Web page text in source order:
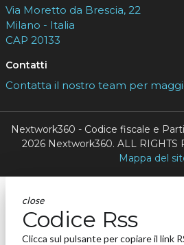
Via Moretto da Brescia, 22
Milano - Italia
CAP 20133
Contatti
Contatta il nostro team per
Nextwork360 - Codice fiscale e
2026 Nextwork360. ALL RIGHTS
Mappa del
close
Codice Rss
Clicca sul pulsante per copiare il link